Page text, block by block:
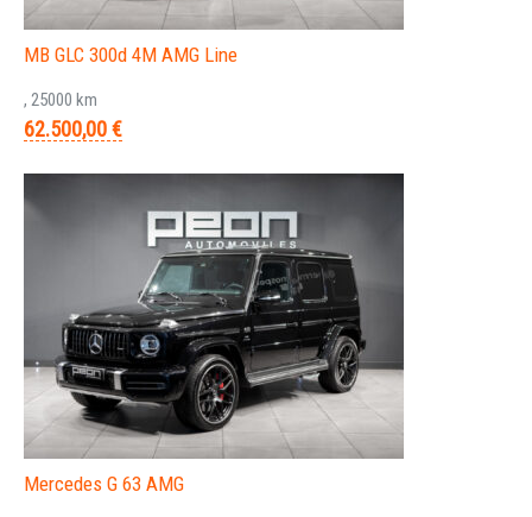
MB GLC 300d 4M AMG Line
, 25000 km
62.500,00 €
Mercedes G 63 AMG